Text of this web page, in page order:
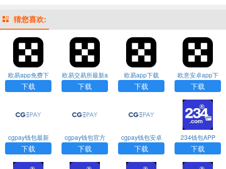
猜您喜欢:
欧易app免费下
载
下载
欧易交易所最新a
ppapp免费下载
下载
欧易app下载
下载
欧意安卓app下
载
下载
cgpay钱包最新
版本下载
下载
cgpay钱包官方
入口
下载
cgpay钱包安卓
版下载
下载
234钱包APP
下载